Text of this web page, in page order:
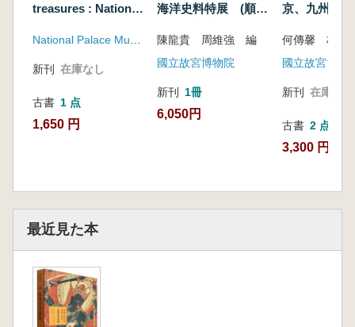
treasures : National
illustrated
新刊 在庫なし
古書 1 点
1,650 円
海洋史料特展 (順風
館所蔵の清代海事史
料を特別展示)
陳龍貴 周維強 編
國立故宮博物院
新刊 1冊
6,050円
京、九州国
何傳馨 林天
國立故宮博物
新刊 在庫なし
古書 2 点
3,300 円~
最近見た本